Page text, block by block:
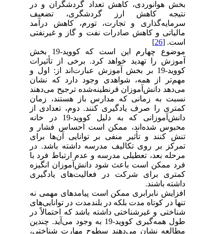
بخش هوانوردی، کاهش تعداد گردشگران و در
نتیجه کاهش ارز گردشگری، تضعیف
سرمایه‌گذاری و تجارت، تورم، کاهش درآمد
مالیاتی و کاهش صادرات نفت و گاز و غیرنفتی
است. [26
]
موضوع چهارم این است که کووید-19 بخش
آموزش را تهدید خواهد کرد. برخی از تأثیرات
کووید-19 بر بخش آموزش عبارت‌اند از: اول و
مهم‌تر از همه، شواهدی وجود دارد که نشان
می‌دهد دانش‌آموزان قرنطینه‌شده ترجیح می‌دهند
نسبت به زمانی که مدارس باز هستند، زمان
کمتری را صرف یادگیری کنند. دوم، تعدادی از
دانش‌آموزانی که به دلیل کووید-19 در خانه
محبوس شده‌اند، ممکن است احساس فشار و
تنش کنند و تأثیر منفی بر توانایی آن‌ها برای
تمرکز بر روی تکالیف مدرسه داشته باشد. در
مرحله بعد، تعطیلی مدرسه و عدم ارتباط فرد با
فرد ممکن است باعث شود دانش‌آموزان انگیزه
کمتری برای شرکت در فعالیت‌های یادگیری
داشته باشند.
افزایش نابرابری ممکن است پیامدهای مهمی نه
تنها در کوتاه مدت بلکه در بلندمدت در توانایی‌های
شناختی و غیرشناختی داشته باشد که احتمالاً در
طول همه‌گیری کووید-19 به وجود می‌آید. چندین
مطالعه نشان می‌دهند سطوح مهارت شناختی،